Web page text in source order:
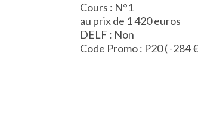
Cours : N°1
au prix de 1 420 euros
DELF : Non
Code Promo : P20 ( -284